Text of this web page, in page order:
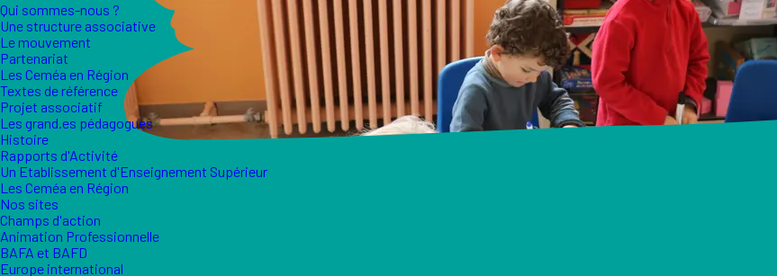
Qui sommes-nous ?
Une structure associative
Le mouvement
Partenariat
Les Ceméa en Région
Textes de référence
Projet associatif
Les grand.es pédagogues
Histoire
Rapports d'Activité
Un Etablissement d'Enseignement Supérieur
Les Ceméa en Région
Nos sites
Champs d'action
Animation Professionnelle
BAFA et BAFD
Europe international